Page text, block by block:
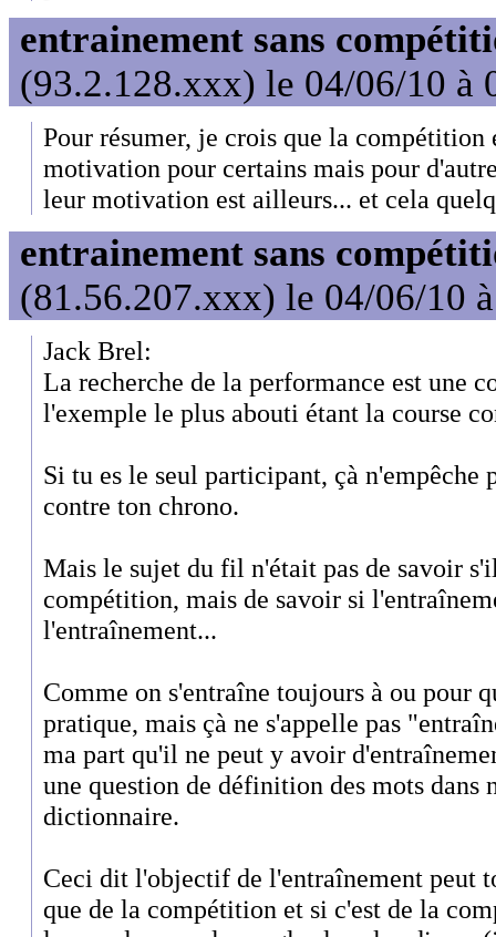
entrainement sans
(93.2.128.xxx) le 04/06/10 à
Pour résumer, je crois que la compétition
motivation pour certains mais pour
leur motivation est ailleurs... et cela
entrainement sans
(81.56.207.xxx) le 04/06/10
Jack Brel:
La recherche de la performance est une
l'exemple le plus abouti étant la course
Si tu es le seul participant, çà n'empêche
contre ton chrono.
Mais le sujet du fil n'était pas de savoir
compétition, mais de savoir si
l'entraînement...
Comme on s'entraîne toujours à ou pour
pratique, mais çà ne s'appelle pas
ma part qu'il ne peut y avoir
une question de définition des mots dans
dictionnaire.
Ceci dit l'objectif de l'entraînement peut
que de la compétition et si c'est de la